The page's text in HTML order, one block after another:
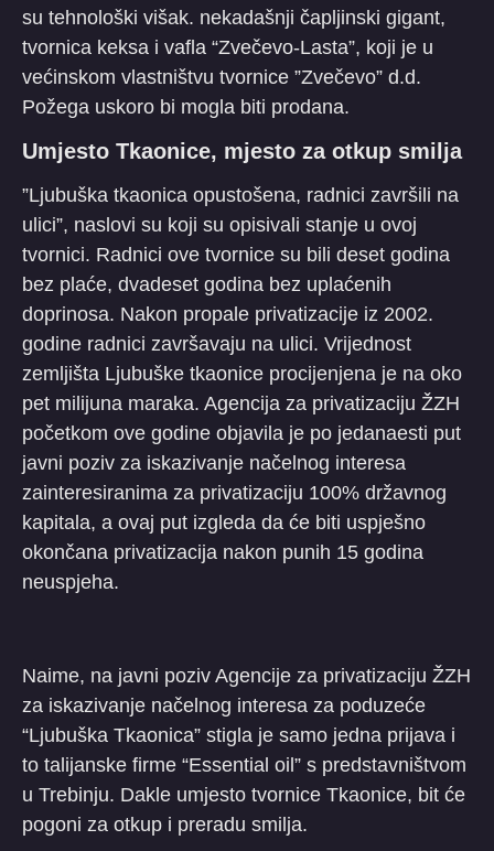
su tehnološki višak. nekadašnji čapljinski gigant,
tvornica keksa i vafla “Zvečevo-Lasta”, koji je u
većinskom vlastništvu tvornice ”Zvečevo” d.d.
Požega uskoro bi mogla biti prodana.
Umjesto Tkaonice, mjesto za otkup smilja
”Ljubuška tkaonica opustošena, radnici završili na
ulici”, naslovi su koji su opisivali stanje u ovoj
tvornici. Radnici ove tvornice su bili deset godina
bez plaće, dvadeset godina bez uplaćenih
doprinosa. Nakon propale privatizacije iz 2002.
godine radnici završavaju na ulici. Vrijednost
zemljišta Ljubuške tkaonice procijenjena je na oko
pet milijuna maraka. Agencija za privatizaciju ŽZH
početkom ove godine objavila je po jedanaesti put
javni poziv za iskazivanje načelnog interesa
zainteresiranima za privatizaciju 100% državnog
kapitala, a ovaj put izgleda da će biti uspješno
okončana privatizacija nakon punih 15 godina
neuspjeha.
Naime, na javni poziv Agencije za privatizaciju ŽZH
za iskazivanje načelnog interesa za poduzeće
“Ljubuška Tkaonica” stigla je samo jedna prijava i
to talijanske firme “Essential oil” s predstavništvom
u Trebinju. Dakle umjesto tvornice Tkaonice, bit će
pogoni za otkup i preradu smilja.